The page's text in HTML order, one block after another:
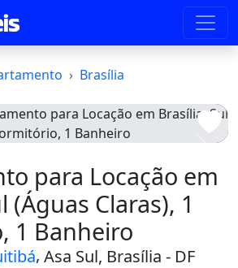
Brasília
para Locação em
(Águas Claras), 1
1 Banheiro
, Asa Sul, Brasília - DF